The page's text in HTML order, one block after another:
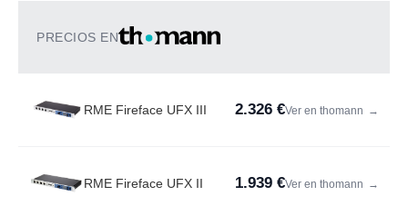
PRECIOS EN
RME Fireface UFX III 2.326 €Ver en thomann →
RME Fireface UFX II 1.939 €Ver en thomann →